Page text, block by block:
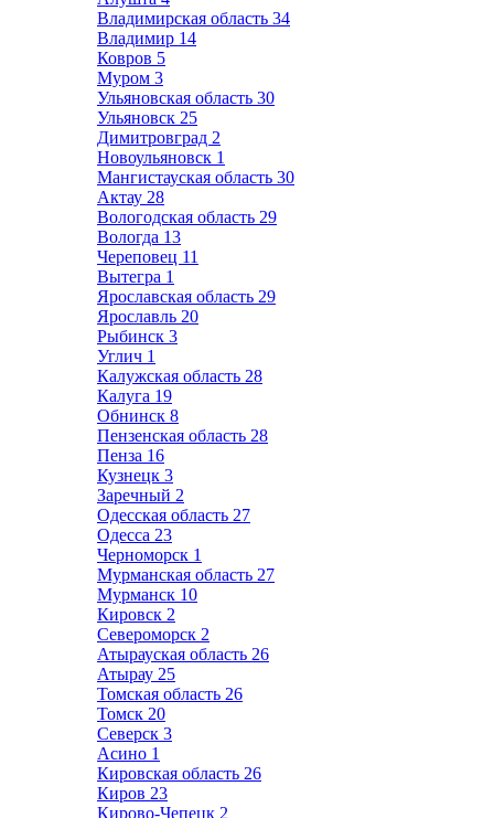
Владимирская область 34
Владимир 14
Ковров 5
Муром 3
Ульяновская область 30
Ульяновск 25
Димитровград 2
Новоульяновск 1
Мангистауская область 30
Актау 28
Вологодская область 29
Вологда 13
Череповец 11
Вытегра 1
Ярославская область 29
Ярославль 20
Рыбинск 3
Углич 1
Калужская область 28
Калуга 19
Обнинск 8
Пензенская область 28
Пенза 16
Кузнецк 3
Заречный 2
Одесская область 27
Одесса 23
Черноморск 1
Мурманская область 27
Мурманск 10
Кировск 2
Североморск 2
Атырауская область 26
Атырау 25
Томская область 26
Томск 20
Северск 3
Асино 1
Кировская область 26
Киров 23
Кирово-Чепецк 2